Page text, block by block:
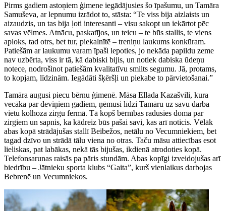
Pirms gadiem astoņiem ģimene iegādājusies šo īpašumu, un Tamāra
Samuševa, ar lepnumu izrādot to, stāsta: “Te viss bija aizlaists un
aizaudzis, un tas bija ļoti interesanti – visu sakopt un iekārtot pēc
savas vēlmes. Atnācu, paskatījos, un teicu – te būs stallis, te viens
aploks, tad otrs, bet tur, piekalnītē – treniņu laukums konkūram.
Patiešām ar laukumu varam īpaši lepoties, jo nekāda papildu zeme
nav uzbērta, viss ir tā, kā dabiski bijis, un notiek dabiska ūdeņu
notece, nodrošinot patiešām kvalitatīvu smilts segumu. Jā, protams,
to kopjam, līdzinām. Iegādāti šķēršļi un piekabe to pārvietošanai.”
Tamāra augusi piecu bērnu ģimenē. Māsa Ellada Kazašvili, kura
vecāka par deviņiem gadiem, ņēmusi līdzi Tamāru uz savu darba
vietu kolhoza zirgu fermā. Tā kopš bērnības radusies doma par
zirgiem un sapnis, ka kādreiz būs pašai savi, kas arī noticis. Vēlāk
abas kopā strādājušas stallī Beibežos, netālu no Vecumniekiem, bet
tagad dzīvo un strādā tālu viena no otras. Taču māsu attiecības esot
lieliskas, pat labākas, nekā tās bijušas, ikdienā atrodoties kopā.
Telefonsarunas raisās pa pāris stundām. Abas kopīgi izveidojušas arī
biedrību – Jātnieku sporta klubs “Gaita”, kurš vienlaikus darbojas
Bebrenē un Vecumniekos.